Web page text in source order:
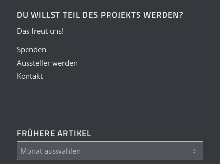
DU WILLST TEIL DES PROJEKTS WERDEN?
Das freut uns!
Spenden
Aussteller werden
Kontakt
FRÜHERE ARTIKEL